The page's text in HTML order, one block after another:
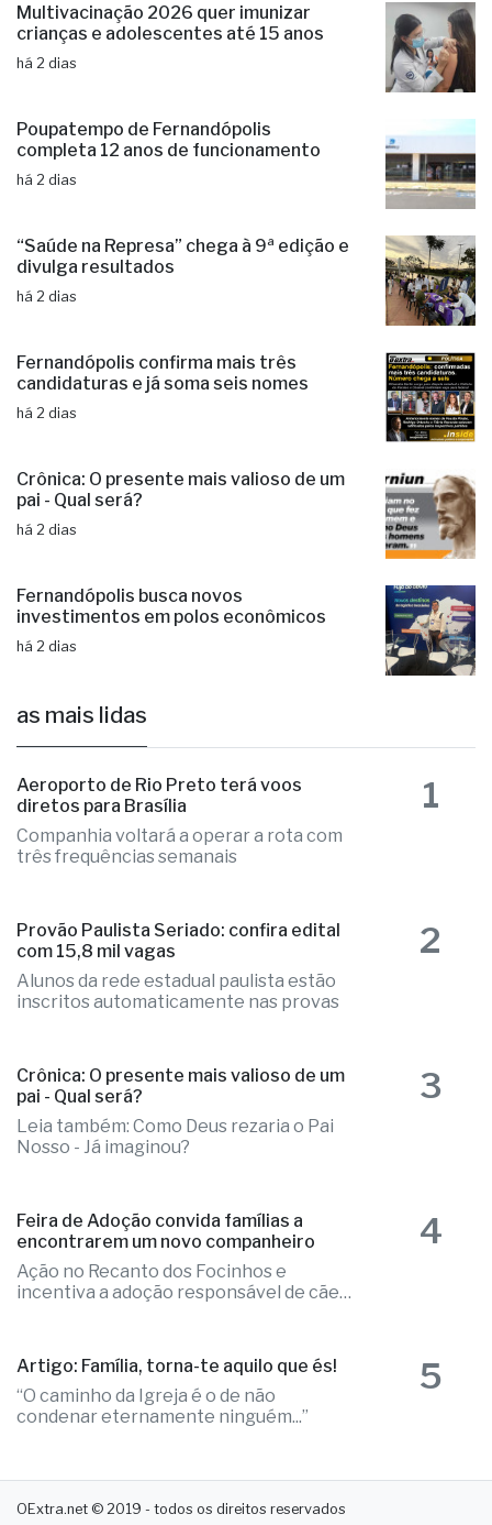
Multivacinação 2026 quer imunizar
crianças e adolescentes até 15 anos
há 2 dias
Poupatempo de Fernandópolis
completa 12 anos de funcionamento
há 2 dias
“Saúde na Represa” chega à 9ª edição e
divulga resultados
há 2 dias
Fernandópolis confirma mais três
candidaturas e já soma seis nomes
há 2 dias
Crônica: O presente mais valioso de um
pai - Qual será?
há 2 dias
Fernandópolis busca novos
investimentos em polos econômicos
há 2 dias
as mais lidas
Aeroporto de Rio Preto terá voos
diretos para Brasília
Companhia voltará a operar a rota com
três frequências semanais
1
Provão Paulista Seriado: confira edital
com 15,8 mil vagas
Alunos da rede estadual paulista estão
inscritos automaticamente nas provas
2
Crônica: O presente mais valioso de um
pai - Qual será?
Leia também: Como Deus rezaria o Pai
Nosso - Já imaginou?
3
Feira de Adoção convida famílias a
encontrarem um novo companheiro
Ação no Recanto dos Focinhos e
incentiva a adoção responsável de cães
4
Artigo: Família, torna-te aquilo que és!
“O caminho da Igreja é o de não
condenar eternamente ninguém...”
5
OExtra.net © 2019 - todos os direitos reservados